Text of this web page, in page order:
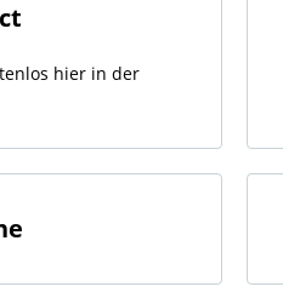
hier in der